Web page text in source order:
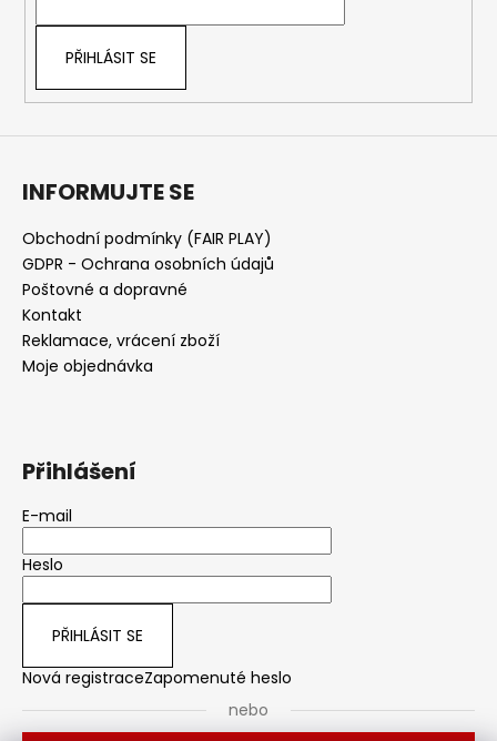
PŘIHLÁSIT SE
INFORMUJTE SE
Obchodní podmínky (FAIR PLAY)
GDPR - Ochrana osobních údajů
Poštovné a dopravné
Kontakt
Reklamace, vrácení zboží
Moje objednávka
Přihlášení
E-mail
Heslo
PŘIHLÁSIT SE
Nová registraceZapomenuté heslo
nebo